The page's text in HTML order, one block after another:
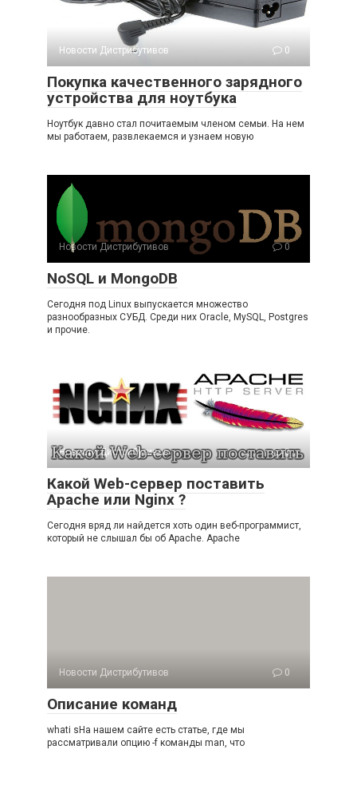
Новости Дистрибутивов 0
Покупка качественного зарядного
устройства для ноутбука
Ноутбук давно стал почитаемым членом семьи. На нем
мы работаем, развлекаемся и узнаем новую
Новости Дистрибутивов 0
NoSQL и MongoDB
Сегодня под Linux выпускается множество
разнообразных СУБД. Среди них Oracle, MySQL, Postgres
и прочие.
Новости Дистрибутивов 0
Какой Web-сервер поставить
Apache или Nginx ?
Сегодня вряд ли найдется хоть один веб-программист,
который не слышал бы об Apache. Apache
Новости Дистрибутивов 0
Описание команд
whati sНа нашем сайте есть статье, где мы
рассматривали опцию -f команды man, что